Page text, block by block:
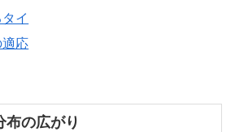
イ
適応
布の広がり